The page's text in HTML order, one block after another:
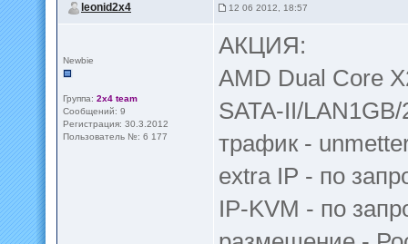
leonid2x4 12 06 2012, 18:57
Newbie
Группа: 2x4 team
Сообщений: 9
Регистрация: 30.3.2012
Пользователь №: 6 177
АКЦИЯ:
AMD Dual Core
SATA-II/LAN1GB/
трафик -
extra IP - по
IP-KVM - по